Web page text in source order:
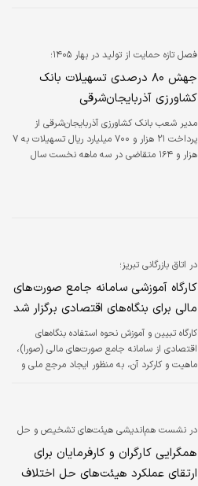
فصل تازه حمایت از تولید در بهار ۱۴۰۵؛
جهش ۸۰ درصدی تسهیلات بانک
کشاورزی آذربایجان‌شرقی
مدیر شعب بانک کشاورزی آذربایجان‌شرقی از
پرداخت ۲۱ هزار و ۷۰۰ میلیارد ریال تسهیلات به ۷
هزار و ۱۶۴ متقاضی در سه ماهه نخست سال
در اتاق بازرگانی تبریز؛
کارگاه آموزشی سامانه جامع صورت‌های
مالی برای بنگاه‌های اقتصادی برگزار شد
کارگاه تبیین و آموزش نحوه استفاده بنگاه‌های
اقتصادی از سامانه جامع صورت‌های مالی (صورا)،
ماهیت و کارکرد آن، به منظور ایجاد مرجع ملی و
اقتصادی و دارایی در اتاق بازرگانی تبریز برگزار شد.
در نشست هم‌اندیشی هیئت‌های تشخیص و حل
اختلاف کار مطرح شد؛
همگرایی کارگران و کارفرمایان برای
ارتقای عملکرد هیئت‌های حل اختلاف